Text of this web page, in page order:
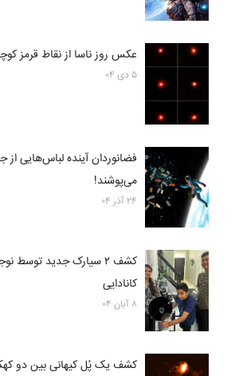
عکس روز ناسا از نقاط قرمز
۵ دی ۰۴
فضانوردان آینده لباس‌هایی
می‌پوشند!
۲۴ آذر ۰۴
کانادایی
۸ آبان ۰۴
کشف یک پُل کیهانی بین دو